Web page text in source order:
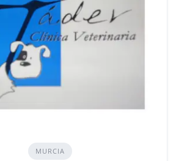
MURCIA